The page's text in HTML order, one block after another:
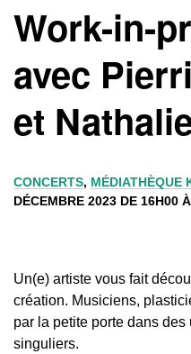
Work-in-
avec
et
CONCERTS, MÉDIATHÈQUE
DÉCEMBRE 2023 DE 16H00
Un(e) artiste vous fait
création. Musiciens,
par la petite porte dans
singuliers.